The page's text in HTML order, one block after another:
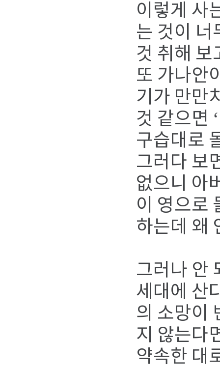
이렇게 사
는 것이 너
것 취해 보
또 가나안
기가 만만
것 같으면
구습대로
그러다 보
없으니 아
이 영으로
하는데 왜
그러나 안
세대에 산
의 소망이
지 않는다
약속한 대